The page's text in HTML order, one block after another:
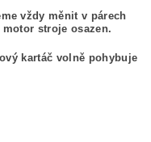
vždy měnit v párech
stroje osazen.
kartáč volně pohybuje